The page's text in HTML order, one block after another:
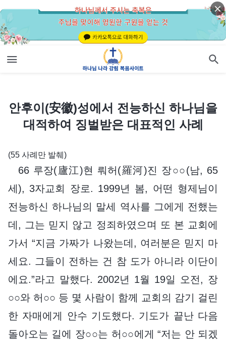
안후이(安徽)성에서 전능하신 하나님을
대적하여 징벌받은 대표적인 사례
(55 사례만 발췌)
66 루장(廬江)현 뤄허(羅河)진 장○○(남, 65
세), 3자교회 장로. 1999년 봄, 어떤 형제님이
전능하신 하나님의 말세 역사를 그에게 전했는
데, 그는 믿지 않고 정죄하였으며 또 본 교회에
가서 “지금 가짜가 나왔는데, 여러분은 믿지 마
세요. 그들이 전하는 건 참 도가 아니라 이단이
에요.”라고 말했다. 2002년 1월 19일 오전, 장
○○와 허○○ 등 몇 사람이 함께 교회의 감기 걸린
한 자매에게 안수 기도했다. 기도가 끝난 다음
돌아오는 길에 장○○는 허○○에게 “저는 안 되겠